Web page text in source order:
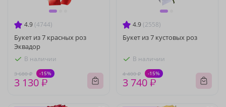
4.9 (4744)
Букет из 7 красных роз
Эквадор
В наличии
3 680 ₽ -15%
3 130 ₽
4.9 (2558)
Букет из 7 кустовых роз
В наличии
4 400 ₽ -15%
3 740 ₽